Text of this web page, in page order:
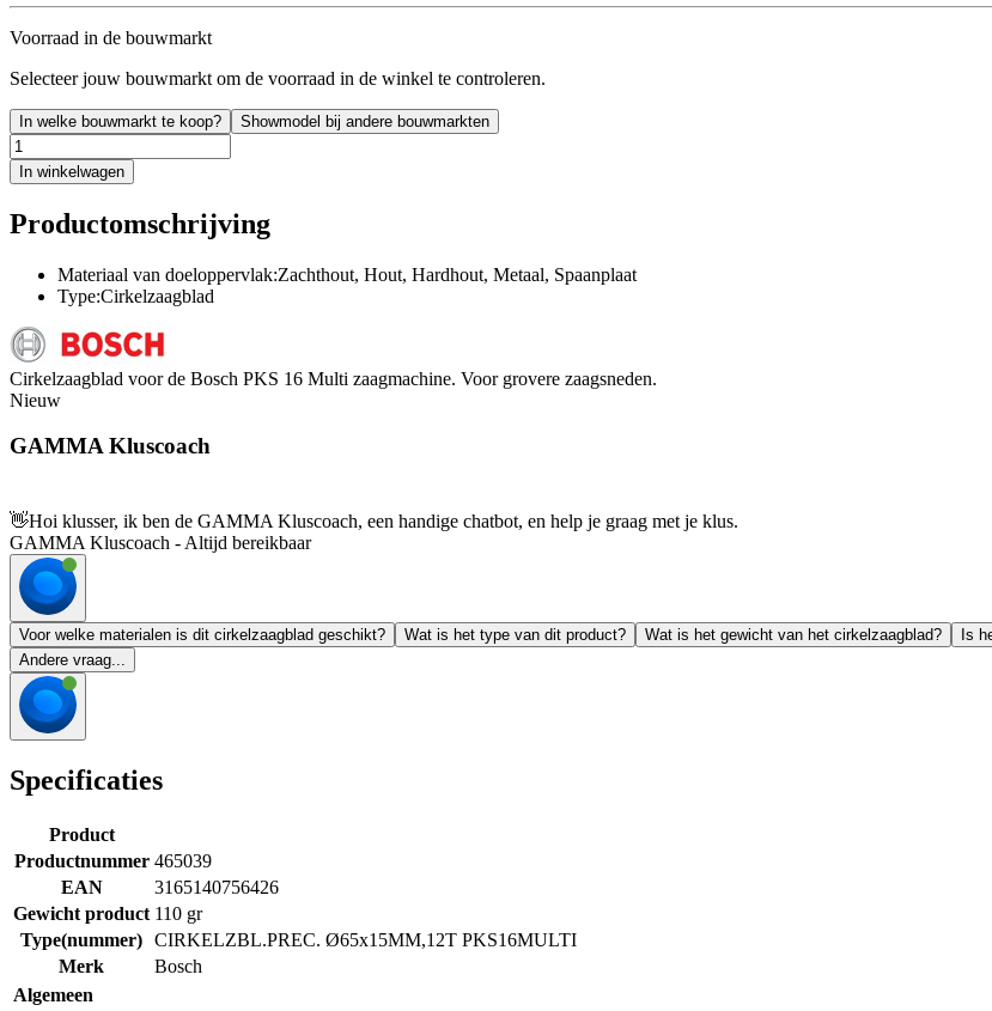
Voorraad in de bouwmarkt
Selecteer jouw bouwmarkt om de voorraad in de winkel te controleren.
In welke bouwmarkt te koop? Showmodel bij andere bouwmarkten
In winkelwagen
Productomschrijving
Materiaal van doeloppervlak:Zachthout, Hout, Hardhout, Metaal, Spaanplaat
Type:Cirkelzaagblad
Cirkelzaagblad voor de Bosch PKS 16 Multi zaagmachine. Voor grovere zaagsneden.
Nieuw
GAMMA Kluscoach
👋Hoi klusser, ik ben de GAMMA Kluscoach, een handige chatbot, en help je graag met je klus.
GAMMA Kluscoach - Altijd bereikbaar
Voor welke materialen is dit cirkelzaagblad geschikt? Wat is het type van dit product? Wat is het gewicht van het cirkelzaagblad? Is
Andere vraag...
Specificaties
Product
Productnummer 465039
EAN
3165140756426
Gewicht product 110 gr
Type(nummer) CIRKELZBL.PREC. Ø65x15MM,12T PKS16MULTI
Merk
Bosch
Algemeen